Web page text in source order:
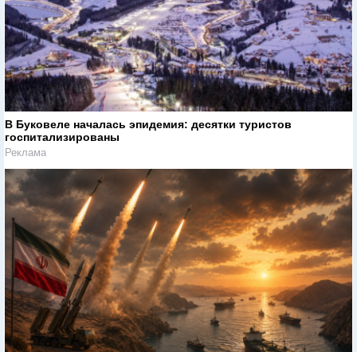
В Буковеле началась эпидемия: десятки туристов
госпитализированы
Реклама